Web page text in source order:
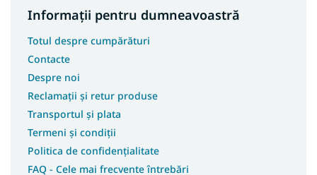
Covoare 250x350
Covoare 133x190
Covoare 133x195
Covoare 400x400
Covoare 120x90
Informații pentru dumneavoastră
Totul despre cumpărături
Contacte
Despre noi
Reclamații și retur produse
Transportul și plata
Termeni și condiții
Politica de confidențialitate
FAQ - Cele mai frecvente întrebări